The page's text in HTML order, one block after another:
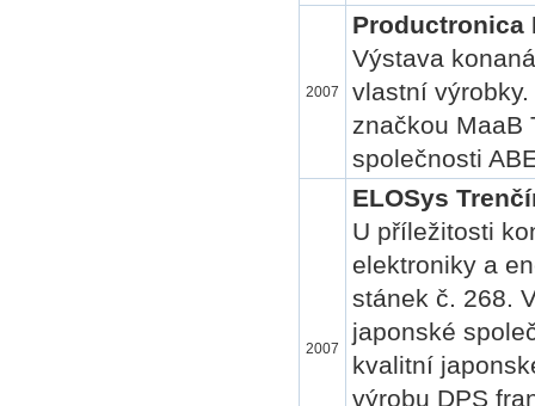
2007
Productronica
Výstava
vlastní
značkou MaaB
společnosti
2007
ELOSys
U příležitosti
elektroniky a
stánek č. 268.
japonské
kvalitní
výrobu DPS